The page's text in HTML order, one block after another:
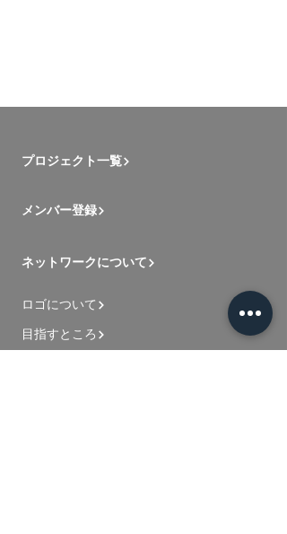
プロジェクト一覧
メンバー登録
ネットワークについて
ロゴについて
目指すところ